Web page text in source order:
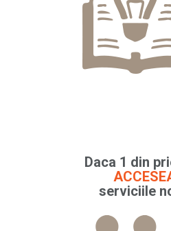
Daca 1 din
serviciile